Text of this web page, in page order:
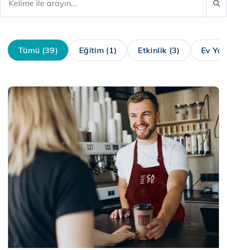
Tümü (39) Eğitim (1) Etkinlik (3) Ev